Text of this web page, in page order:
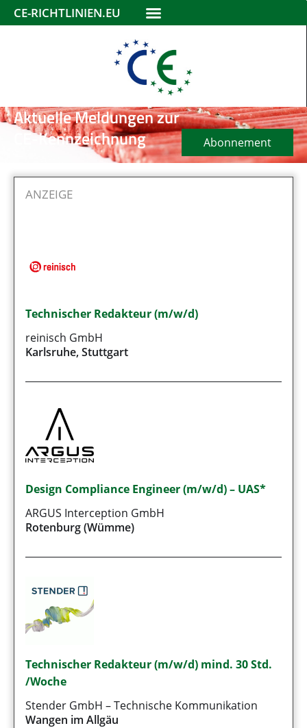
CE-RICHTLINIEN.EU
Aktuelle Meldungen zur
CE-Kennzeichnung
Abonnement
ANZEIGE
Technischer Redakteur (m/w/d)
reinisch GmbH
Karlsruhe, Stuttgart
Design Compliance Engineer (m/w/d) – UAS*
ARGUS Interception GmbH
Rotenburg (Wümme)
Technischer Redakteur (m/w/d) mind. 30 Std.
/Woche
Stender GmbH – Technische Kommunikation
Wangen im Allgäu